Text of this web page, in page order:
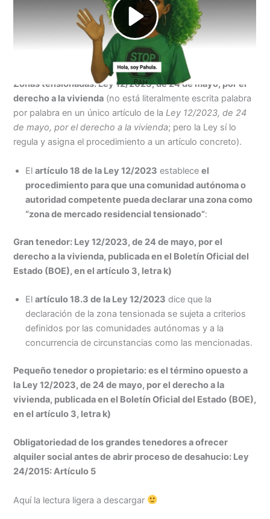
SI quieres informarte más te compartimos la parte tocha,
aburrida y legal. Al menos para que no creas que nos
inventamos la información como hacen por ahí los que nos
quieren sumisas, calladas y sin techo.
Zonas tensionadas: Ley 12/2023, de 24 de mayo, por el
derecho a la vivienda (no está literalmente escrita palabra
por palabra en un único artículo de laLey 12/2023, de 24
de mayo, por el derecho a la vivienda; pero la Ley sí lo
regula y asigna el procedimiento a un artículo concreto).
Elartículo 18 de la Ley 12/2023 estableceel
procedimiento para que una comunidad autónoma o
autoridad competente pueda declarar una zona como
“zona de mercado residencial tensionado”:
Gran tenedor: Ley 12/2023, de 24 de mayo, por el
derecho a la vivienda, publicada en el Boletín Oficial del
Estado (BOE), en el artículo 3, letra k)
Elartículo 18.3 de la Ley 12/2023 dice que la
declaración de la zona tensionada se sujeta a criterios
definidos por las comunidades autónomas y a la
concurrencia de circunstancias como las mencionadas.
Pequeño tenedor o propietario: es el término opuesto a
la Ley 12/2023, de 24 de mayo, por el derecho a la
vivienda, publicada en el Boletín Oficial del Estado (BOE),
en el artículo 3, letra k)
Obligatoriedad de los grandes tenedores a ofrecer
alquiler social antes de abrir proceso de desahucio: Ley
24/2015: Artículo 5
Aquí la lectura ligera a descargar